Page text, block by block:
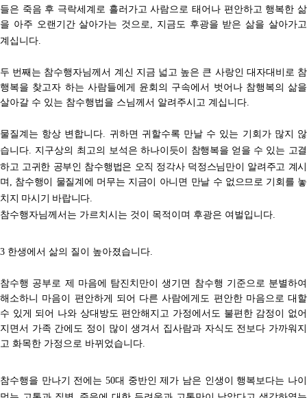
들은 죽음 후 극락세계로 흘러가고 사람으로 태어나 편안하고 행복한 삶
을 아주 오랜기간 살아가는 것으로
지금도 후광을 받은 삶을 살아가고
계십니다
두 번째는 참수행자님께서 계신 지금 넓고 높은 큰 사랑인 대자대비로 참
행복을 찾고자 하는 사람들에게 윤회의 구속에서 벗어나 참행복의 삶을
살아갈 수 있는 참수행법을 스님께서 알려주시고 계십니다
물질계는 항상 변합니다 귀하면 귀할수록 만날 수 있는 기회가 많지 않
습니다 지구상의 최고의 보석은하나이듯이 참행복을 얻을 수 있는 고결
하고 고귀한 공부인 참수행법은 오직 정각사 덕정스님만이 알려주고 계시
며 참수행이 물질계에 머무는 지금이 아니면 만날 수 없으므로 기회를 놓
치지 마시기 바랍니다
참수행자님께서는 가르치시는 것이 목적이며 후광은 여벌입니다
3 한생에서 삶의 질이 높아졌습니다
참수행 공부로 제 마음에 탐진치만이 생기면 참수행 기준으로 분별하여
해소하니 마음이 편안하게 되어 다른 사람에게도 편안한 마음으로 대할
수 있게 되어 나와 상대방도 편안해지고 가정에서도 불편한 감정이 없어
지면서 가족 간에도 정이 많이 생겨서 집사람과 자식도 전보다 가까워지
고 화목한 가정으로 바뀌었습니다
참수행을 만나기 전에는 50대 중반인 제가 남은 인생이 행복보다는 나이